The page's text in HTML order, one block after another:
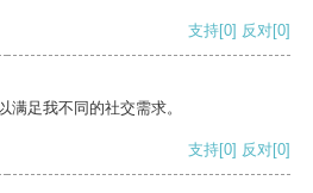
支持[0] 反对[0]
满足我不同的社交需求。
支持[0] 反对[0]